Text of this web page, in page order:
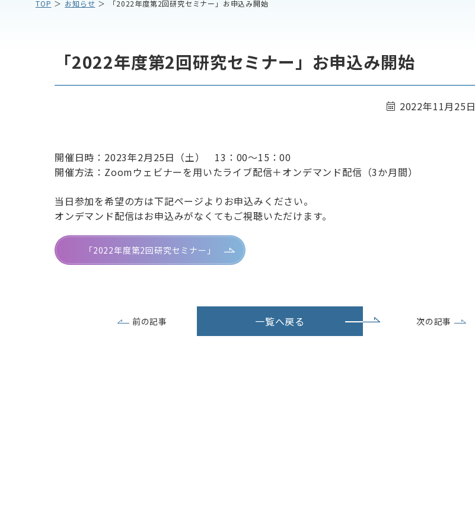
TOP お知らせ 「2022年度第2回研究セミナー」お申込み開始
「2022年度第2回研究セミナー」お申込み開始
2022年11月25日
開催日時：2023年2月25日（土） 13：00～15：00
開催方法：Zoomウェビナーを用いたライブ配信＋オンデマンド配信（3か月間）
当日参加を希望の方は下記ページよりお申込みください。
オンデマンド配信はお申込みがなくてもご視聴いただけます。
「2022年度第2回研究セミナー」
前の記事 一覧へ戻る 次の記事